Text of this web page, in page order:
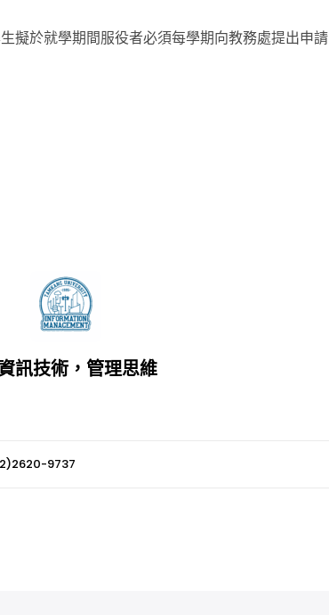
擬於就學期間服役者必須每學期向教務處提出申請
訊技術，管理思維
9737